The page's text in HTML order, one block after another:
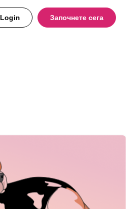
Login Започнете сега